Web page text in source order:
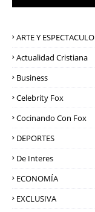
ARTE Y ESPECTACULO
Actualidad Cristiana
Business
Celebrity Fox
Cocinando Con Fox
DEPORTES
De Interes
ECONOMÍA
EXCLUSIVA